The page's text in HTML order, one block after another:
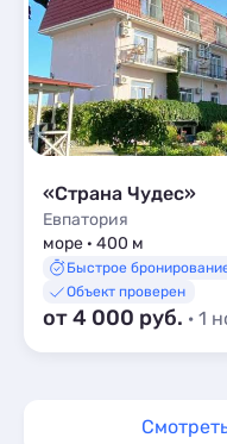
«Страна Чудес»
Евпатория
море · 400 м
Быстрое
Объект проверен
от 4 000 руб. · 1